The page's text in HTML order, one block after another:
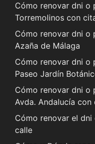
Cómo renovar dni o
Torremolinos con
Cómo renovar dni o
Azaña de Málaga
Cómo renovar dni o
Paseo Jardín
Cómo renovar dni o
Avda. Andalucía con
Cómo renovar el
calle